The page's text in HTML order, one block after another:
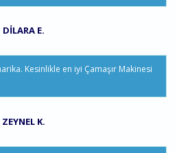
DILARA E.
Kesinlikle en iyi Çamaşır Makinesi
ZEYNEL K.